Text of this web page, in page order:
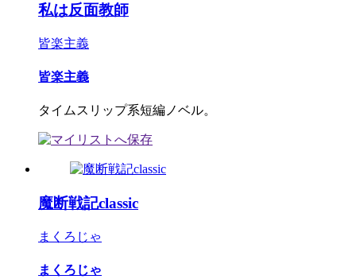
私は反面教師
皆楽主義
皆楽主義
タイムスリップ系短編ノベル。
魔断戦記classic
まくろじゃ
まくろじゃ